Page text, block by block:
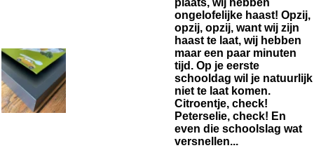
plaats, wij hebben
ongelofelijke haast! Opzij,
opzij, opzij, want wij zijn
haast te laat, wij hebben
maar een paar minuten
tijd. Op je eerste
schooldag wil je natuurlijk
niet te laat komen.
Citroentje, check!
Peterselie, check! En
even die schoolslag wat
versnellen...